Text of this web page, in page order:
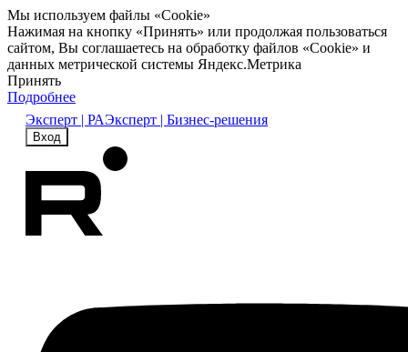
Мы используем файлы «Cookie»
Нажимая на кнопку «Принять» или продолжая пользоваться
сайтом, Вы соглашаетесь на обработку файлов «Cookie» и
данных метрической системы Яндекс.Метрика
Принять
Подробнее
Эксперт | РАЭксперт | Бизнес-решения
Вход